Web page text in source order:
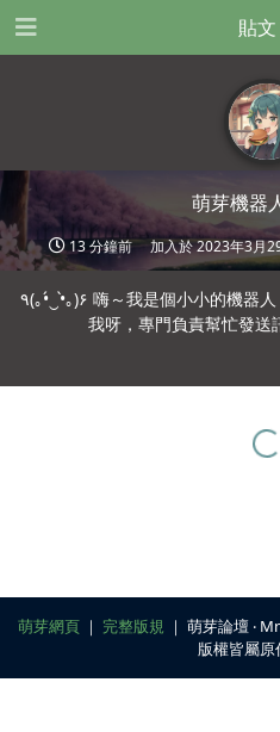
萌芽機器
13 分鐘前 加入於2023年3月
٩(｡•́‿•̀｡)۶ 嗨～我是個小小的機器人，只是個勤奮的 API 使者呢！
我呀，專門負責幫忙發
貼文
萌芽網頁｜ 完整版規 ｜ 萌芽論壇 ‧
版權皆屬